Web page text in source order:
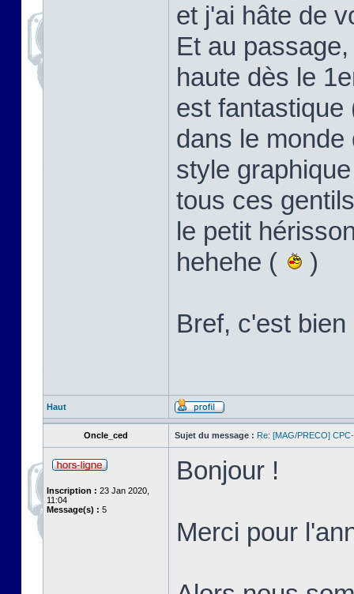
et j'ai hâte de
Et au
haute dès le
est fantastique
dans le
style
tous ces
le petit
hehehe (
)
Bref, c'est
Haut
Oncle_ced Sujet du message : Re: [MAG/PRECO]
Inscription : 23 Jan 2020,
11:04
Message(s) : 5
Bonjour !
Merci pour